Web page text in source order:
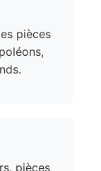
pièces
pièces